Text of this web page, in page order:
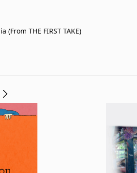
(From THE FIRST TAKE)